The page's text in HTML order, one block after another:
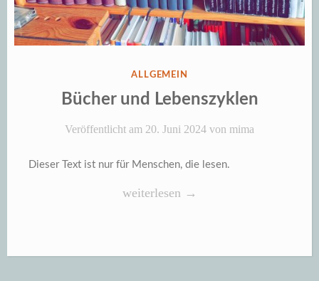
VERÖFFENTLICHT
ALLGEMEIN
Bücher und Lebenszyklen
Veröffentlicht am 20. Juni 2024 von mima
Dieser Text ist nur für Menschen, die lesen.
„Bücher
weiterlesen →